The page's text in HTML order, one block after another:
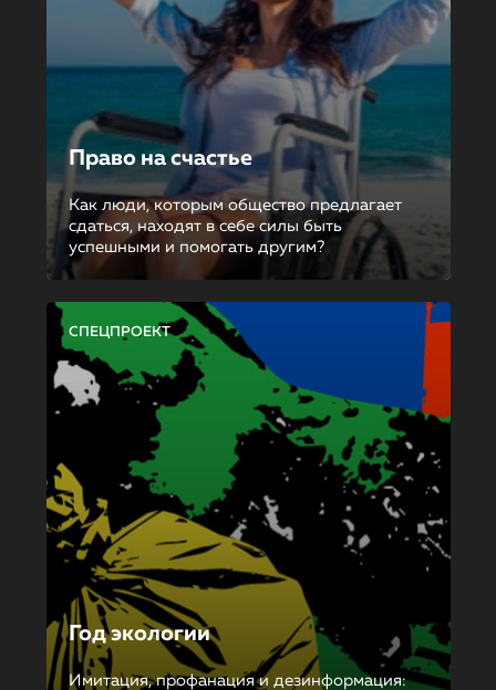
Право на счастье
Как люди, которым общество предлагает
сдаться, находят в себе силы быть
успешными и помогать другим?
СПЕЦПРОЕКТ
Год экологии
Имитация, профанация и дезинформация: